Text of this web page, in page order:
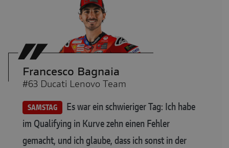
Francesco Bagnaia
#63 Ducati Lenovo Team
SAMSTAG Es war ein schwieriger Tag: Ich habe
im Qualifying in Kurve zehn einen Fehler
gemacht, und ich glaube, dass ich sonst in der